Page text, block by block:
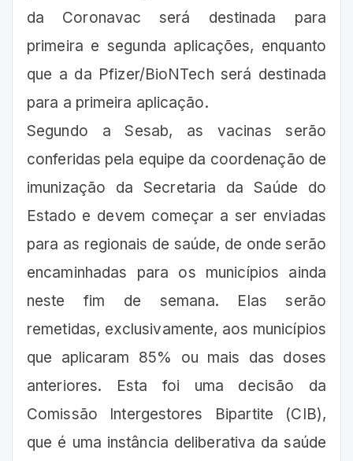
da Coronavac será destinada para
primeira e segunda aplicações, enquanto
que a da Pfizer/BioNTech será destinada
para a primeira aplicação.
Segundo a Sesab, as vacinas serão
conferidas pela equipe da coordenação de
imunização da Secretaria da Saúde do
Estado e devem começar a ser enviadas
para as regionais de saúde, de onde serão
encaminhadas para os municípios ainda
neste fim de semana. Elas serão
remetidas, exclusivamente, aos municípios
que aplicaram 85% ou mais das doses
anteriores. Esta foi uma decisão da
Comissão Intergestores Bipartite (CIB),
que é uma instância deliberativa da saúde